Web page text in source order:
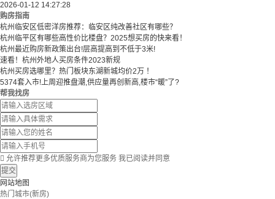
2026-01-12 14:27:28
购房指南
杭州临安区低密洋房推荐：临安区纯改善社区有哪些？
​​杭州临平区有哪些高性价比楼盘？2025想买房的快来看！​
杭州最近购房新政策出台!层高提高到不低于3米!
速看！杭州外地人买房条件2023新规
杭州买房选哪里？热门板块东湖新城均价2万 ！
5374套入市!上周迎推盘潮,供应量再创新高,楼市“暖”了?
帮我找房
 允许推荐更多优质服务商为您服务 我已阅读并同意
提交
网站地图
热门城市(新房)